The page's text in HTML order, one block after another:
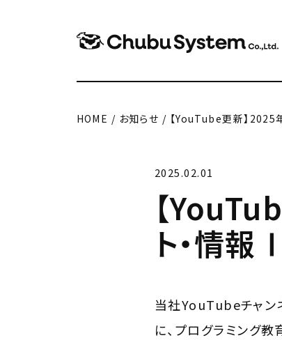
HOME / お知らせ / 【YouTube更新】2025
2025.02.01
【
ト・情報Ⅰ
当社YouTubeチャン
に、プログラミング